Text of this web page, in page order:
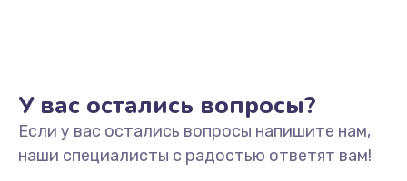
У вас остались вопросы?
Если у вас остались вопросы напишите нам,
наши специалисты с радостью ответят вам!